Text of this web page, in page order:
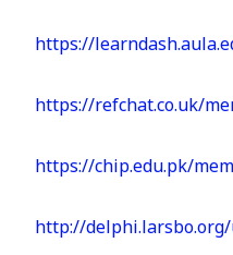
https://
https://refchat.co.uk/
https://chip.edu.pk/
http://